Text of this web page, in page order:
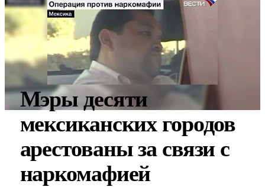
Мэры десяти
мексиканских городов
арестованы за связи с
наркомафией